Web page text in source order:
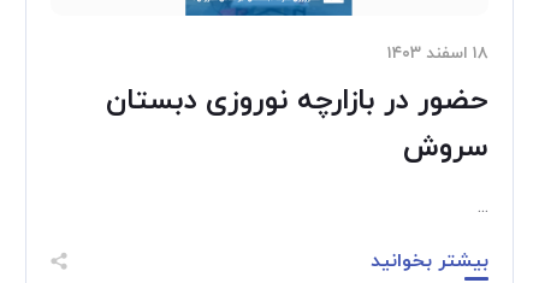
۱۸ اسفند ۱۴۰۳
حضور در بازارچه نوروزی دبستان
سروش
...
بیشتر بخوانید